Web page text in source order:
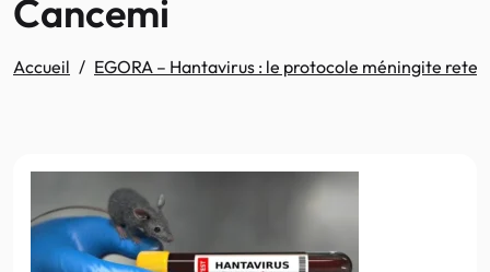
Cancemi
Accueil EGORA – Hantavirus : le protocole méningite